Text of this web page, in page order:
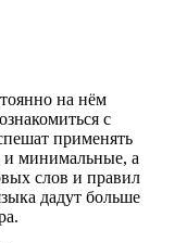
на нём
с
применять
и минимальные, а
слов и правил
дадут больше